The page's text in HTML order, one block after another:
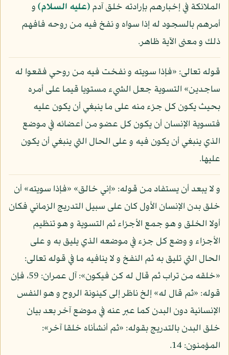
الملائكة في إخبارهم بإرادته خلق آدم(عليه السلام)و
أمرهم بالسجود له إذا سواه و نفخ فيه من روحه فافهم
ذلك و معنى الآية ظاهر.
قوله تعالى: «فإذا سويته و نفخت فيه من روحي فقعوا له
ساجدين» التسوية جعل الشيء مستويا قيما على أمره
بحيث يكون كل جزء منه على ما ينبغي أن يكون عليه
فتسوية الإنسان أن يكون كل عضو من أعضائه في موضع
الذي ينبغي أن يكون فيه و على الحال التي ينبغي أن يكون
عليها.
و لا يبعد أن يستفاد من قوله: «إني خالق» «فإذا سويته» أن
خلق بدن الإنسان الأول كان على سبيل التدريج الزماني فكان
أولا الخلق و هو جمع الأجزاء ثم التسوية و هو تنظيم
الأجزاء و وضع كل جزء في موضعه الذي يليق به و على
الحال التي تليق به ثم النفخ و لا ينافيه ما في قوله تعالى:
«خلقه من تراب ثم قال له كن فيكون»: آل عمران: 59، فإن
قوله: «ثم قال له» إلخ ناظر إلى كينونة الروح و هو النفس
الإنسانية دون البدن كما عبر عنه في موضع آخر بعد بيان
خلق البدن بالتدريج بقوله: «ثم أنشأناه خلقا آخر»:
المؤمنون: 14.